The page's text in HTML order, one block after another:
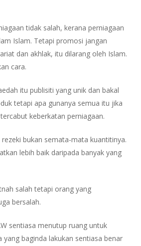
tidak salah, kerana perniagaan
Islam. Tetapi promosi jangan
dan akhlak, itu dilarang oleh Islam.
cara.
itu publisiti yang unik dan bakal
tetapi apa gunanya semua itu jika
keberkatan perniagaan.
bukan semata-mata kuantitinya.
lebih baik daripada banyak yang
salah tetapi orang yang
bersalah.
sentiasa menutup ruang untuk
yang baginda lakukan sentiasa benar